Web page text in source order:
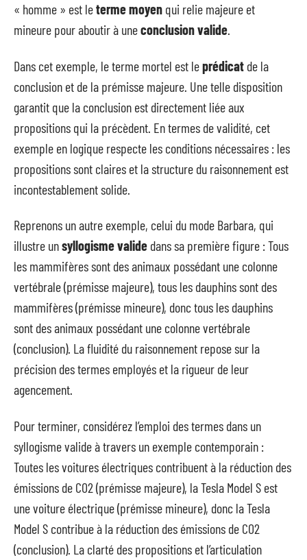
« homme » est leterme moyen qui relie majeure et
mineure pour aboutir à uneconclusion valide.
Dans cet exemple, le terme mortel est leprédicat de la
conclusion et de la prémisse majeure. Une telle disposition
garantit que la conclusion est directement liée aux
propositions qui la précèdent. En termes de validité, cet
exemple en logique respecte les conditions nécessaires : les
propositions sont claires et la structure du raisonnement est
incontestablement solide.
Reprenons un autre exemple, celui du mode Barbara, qui
illustre unsyllogisme valide dans sa première figure : Tous
les mammifères sont des animaux possédant une colonne
vertébrale (prémisse majeure), tous les dauphins sont des
mammifères (prémisse mineure), donc tous les dauphins
sont des animaux possédant une colonne vertébrale
(conclusion). La fluidité du raisonnement repose sur la
précision des termes employés et la rigueur de leur
agencement.
Pour terminer, considérez l’emploi des termes dans un
syllogisme valide à travers un exemple contemporain :
Toutes les voitures électriques contribuent à la réduction des
émissions de CO2 (prémisse majeure), la Tesla Model S est
une voiture électrique (prémisse mineure), donc la Tesla
Model S contribue à la réduction des émissions de CO2
(conclusion). La clarté des propositions et l’articulation